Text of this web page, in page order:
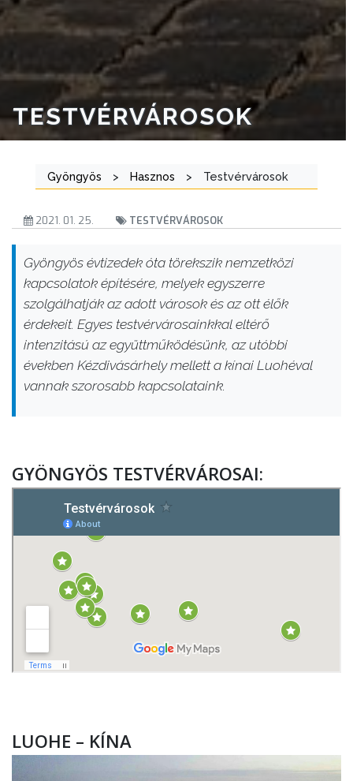
TESTVÉRVÁROSOK
Gyöngyös > Hasznos > Testvérvárosok
2021. 01. 25. TESTVÉRVÁROSOK
Gyöngyös évtizedek óta törekszik nemzetközi
kapcsolatok építésére, melyek egyszerre
szolgálhatják az adott városok és az ott élők
érdekeit. Egyes testvérvárosainkkal eltérő
intenzitású az együttműködésünk, az utóbbi
években Kézdivásárhely mellett a kínai Luohéval
vannak szorosabb kapcsolataink.
GYÖNGYÖS TESTVÉRVÁROSAI:
LUOHE – KÍNA